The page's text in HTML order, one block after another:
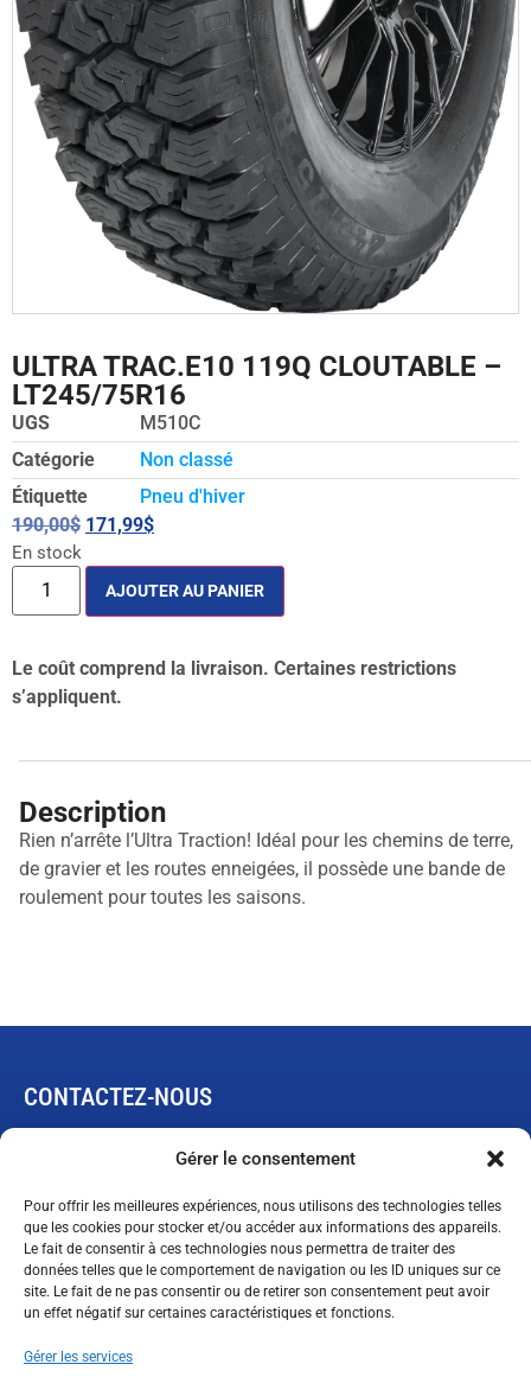
Gérer le consentement
Pour offrir les meilleures expériences, nous utilisons des technologies telles
que les cookies pour stocker et/ou accéder aux informations des appareils.
Le fait de consentir à ces technologies nous permettra de traiter des
données telles que le comportement de navigation ou les ID uniques sur ce
site. Le fait de ne pas consentir ou de retirer son consentement peut avoir
un effet négatif sur certaines caractéristiques et fonctions.
Gérer les services
ULTRA TRAC.E10 119Q CLOUTABLE –
LT245/75R16
UGS
M510C
Catégorie
Non classé
Étiquette
Pneu d'hiver
190,00$ 171,99$
En stock
AJOUTER AU PANIER
Le coût comprend la livraison. Certaines restrictions
s’appliquent.
Description
Rien n’arrête l’Ultra Traction! Idéal pour les chemins de terre,
de gravier et les routes enneigées, il possède une bande de
roulement pour toutes les saisons.
CONTACTEZ-NOUS
Rimouski, Québec G5M 1B4
Demande de garantie limitée
ventes@technopneu.com